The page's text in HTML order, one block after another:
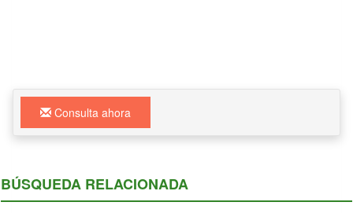
Consulta ahora
BÚSQUEDA RELACIONADA